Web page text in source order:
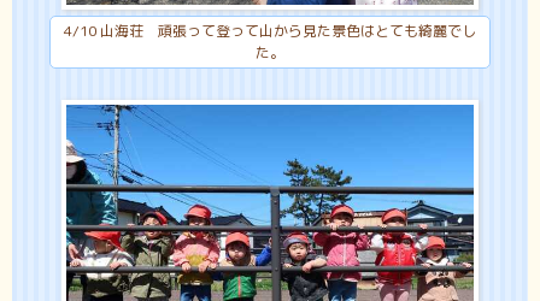
4/10 山海荘 頑張って登って山から見た景色はとても綺麗でし
た。